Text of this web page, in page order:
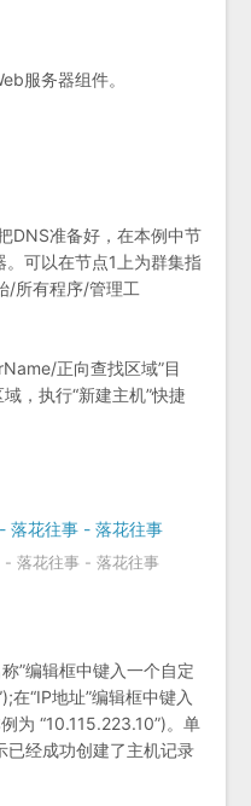
服务器组件。
准备好，在本例中节
。可以在节点1上为群集指
/所有程序/管理工
正向查找区域”目
，执行“新建主机”快捷
- 落花往事 - 落花往事
”编辑框中键入一个自定
在“IP地址”编辑框中键入
为 “10.115.223.10”)。单
已经成功创建了主机记录